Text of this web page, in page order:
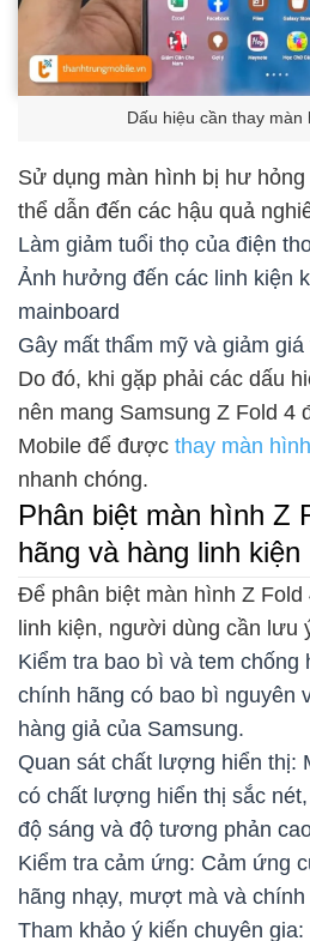
Dấu hiệu cần thay màn
Sử dụng màn hình bị hư
thể dẫn đến các hậu quả
Làm giảm tuổi thọ của điện
Ảnh hưởng đến các linh kiện
mainboard
Gây mất thẩm mỹ và giảm
Do đó, khi gặp phải các dấu
nên mang Samsung Z Fold 4
Mobile để được thay màn
nhanh chóng.
Phân biệt màn hình Z
hãng và hàng linh kiện
Để phân biệt màn hình Z Fold
linh kiện, người dùng cần lưu
Kiểm tra bao bì và tem chống
chính hãng có bao bì nguyên
hàng giả của Samsung.
Quan sát chất lượng hiển thị:
có chất lượng hiển thị sắc
độ sáng và độ tương phản
Kiểm tra cảm ứng: Cảm ứng
hãng nhạy, mượt mà và chính
Tham khảo ý kiến chuyên